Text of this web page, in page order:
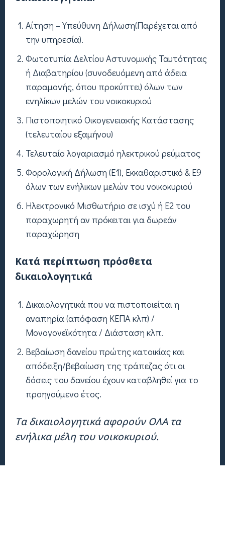
Αίτηση – Υπεύθυνη Δήλωση(Παρέχεται από
την υπηρεσία).
Φωτοτυπία Δελτίου Αστυνομικής Ταυτότητας
ή Διαβατηρίου (συνοδευόμενη από άδεια
παραμονής, όπου προκύπτει) όλων των
ενηλίκων μελών του νοικοκυριού
Πιστοποιητικό Οικογενειακής Κατάστασης
(τελευταίου εξαμήνου)
Τελευταίο λογαριασμό ηλεκτρικού ρεύματος
Φορολογική Δήλωση (Ε1), Εκκαθαριστικό & Ε9
όλων των ενήλικων μελών του νοικοκυριού
Ηλεκτρονικό Μισθωτήριο σε ισχύ ή Ε2 του
παραχωρητή αν πρόκειται για δωρεάν
παραχώρηση
Κατά περίπτωση πρόσθετα
δικαιολογητικά
Δικαιολογητικά που να πιστοποιείται η
αναπηρία (απόφαση ΚΕΠΑ κλπ) /
Μονογονεϊκότητα / Διάσταση κλπ.
Βεβαίωση δανείου πρώτης κατοικίας και
απόδειξη/βεβαίωση της τράπεζας ότι οι
δόσεις του δανείου έχουν καταβληθεί για το
προηγούμενο έτος.
Τα δικαιολογητικά αφορούν ΟΛΑ τα
ενήλικα μέλη του νοικοκυριού.